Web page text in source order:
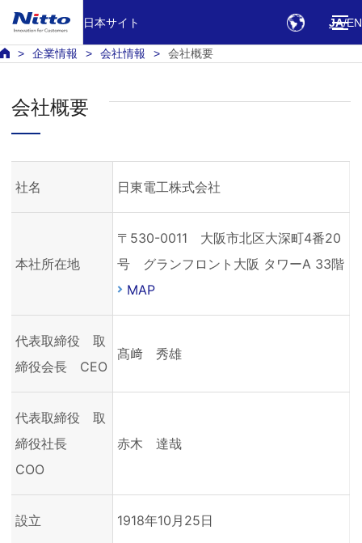
日本サイト JA EN
企業情報 会社情報 会社概要
会社概要
社名 日東電工株式会社
本社所在地
〒530-0011 大阪市北区大深町4番20
号 グランフロント大阪 タワーA 33階
MAP
代表取締役 取
締役会長 CEO
髙﨑 秀雄
代表取締役 取
締役社長
COO
赤木 達哉
設立 1918年10月25日